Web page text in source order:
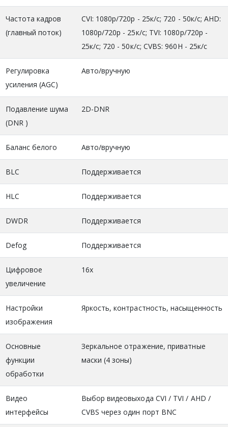
Частота кадров
(главный поток)
CVI: 1080p/720p - 25к/с; 720 - 50к/с; AHD:
1080p/720p - 25к/с; TVI: 1080p/720p -
25к/с; 720 - 50к/с; CVBS: 960H - 25к/с
Регулировка
усиления (AGC)
Авто/вручную
Подавление шума
(DNR )
2D-DNR
Баланс белого Авто/вручную
BLC Поддерживается
HLC Поддерживается
DWDR Поддерживается
Defog Поддерживается
Цифровое
увеличение
16x
Настройки
изображения
Яркость, контрастность, насыщенность
Основные
функции
обработки
Зеркальное отражение, приватные
маски (4 зоны)
Видео
интерфейсы
Выбор видеовыхода CVI / TVI / AHD /
CVBS через один порт BNC